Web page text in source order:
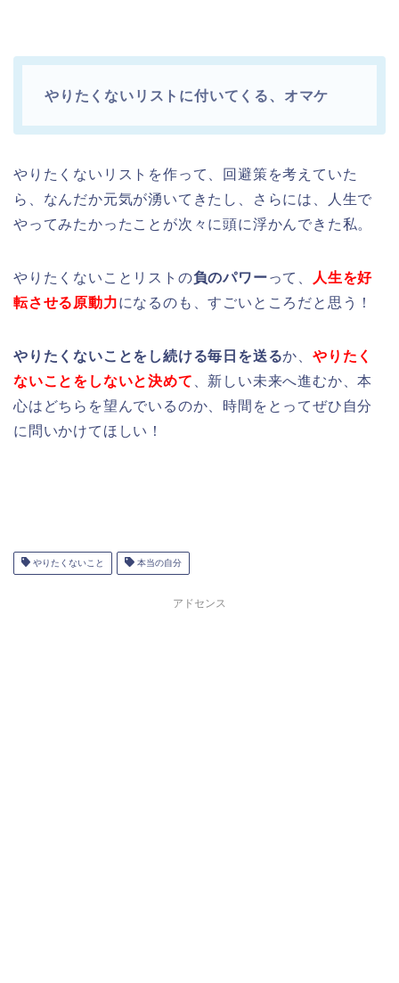
やりたくないリストに付いてくる、オマケ
やりたくないリストを作って、回避策を考えていた
ら、なんだか元気が湧いてきたし、さらには、人生で
やってみたかったことが次々に頭に浮かんできた私。
やりたくないことリストの負のパワーって、
人生を好
転させる原動力になるのも、すごいところだと思う！
やりたくないことをし続ける毎日を送るか、やりたく
ないことをしないと決めて 、新しい未来へ進むか、本
心はどちらを望んでいるのか、時間をとってぜひ自分
に問いかけてほしい！
やりたくないこと 本当の自分
アドセンス